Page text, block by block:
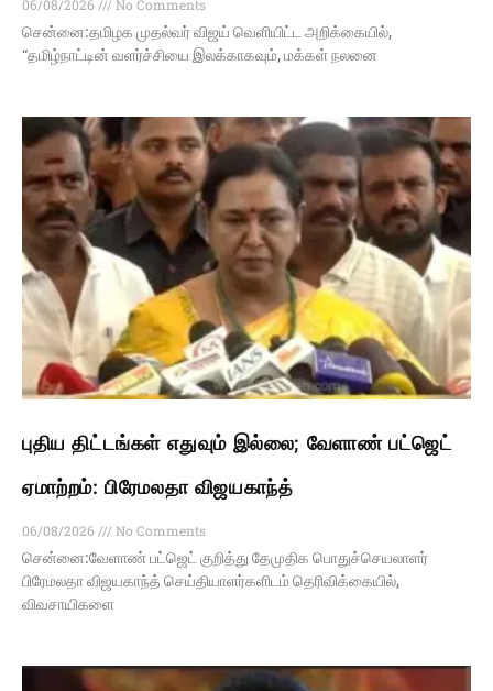
06/08/2026
No Comments
சென்னை:தமிழக முதல்வர் விஜய் வெளியிட்ட அறிக்கையில்,
“தமிழ்நாட்டின் வளர்ச்சியை இலக்காகவும், மக்கள் நலனை
புதிய திட்டங்கள் எதுவும் இல்லை; வேளாண் பட்ஜெட்
ஏமாற்றம்: பிரேமலதா விஜயகாந்த்
06/08/2026
No Comments
சென்னை:வேளாண் பட்ஜெட் குறித்து தேமுதிக பொதுச்செயலாளர்
பிரேமலதா விஜயகாந்த் செய்தியாளர்களிடம் தெரிவிக்கையில்,
விவசாயிகளை